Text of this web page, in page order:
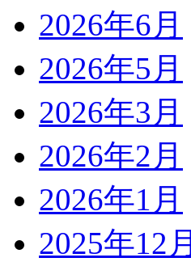
2026年6月
2026年5月
2026年3月
2026年2月
2026年1月
2025年12月